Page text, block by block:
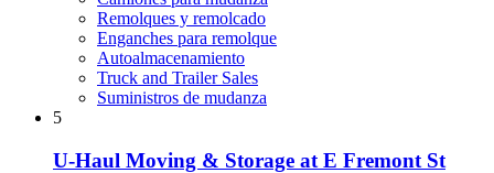
Remolques y remolcado
Enganches para remolque
Autoalmacenamiento
Truck and Trailer Sales
Suministros de mudanza
5
U-Haul Moving & Storage at E Fremont St